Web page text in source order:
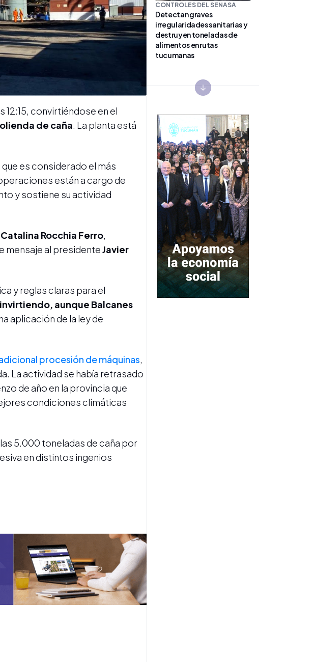
12:15, convirtiéndose en el
de caña. La planta está
es considerado el más
están a cargo de
y sostiene su actividad
Catalina Rocchia Ferro,
mensaje al presidenteJavier
y reglas claras para el
aunque Balcanes
aplicación de la ley de
procesión de máquinas,
La actividad se había retrasado
de año en la provincia que
condiciones climáticas
5.000 toneladas de caña por
en distintos ingenios
CONTROLES DEL SENASA
Detectan graves
irregularidades sanitarias y
destruyen toneladas de
alimentos en rutas
tucumanas
CADENA CÁRNICA
Más tecnología para la
fiscalización: cómo
funcionará el nuevo
Controlador Electrónico de
Faena
CAMPAÑA 2026
Next slide